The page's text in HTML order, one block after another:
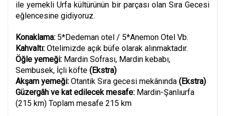
ile yemekli Urfa kültürünün bir parçası olan Sıra Gecesi
eğlencesine gidiyoruz.
Konaklama: 5*Dedeman otel / 5*Anemon Otel Vb.
Kahvaltı: Otelimizde açık büfe olarak alınmaktadır.
Öğle yemeği: Mardin Sofrası, Mardin kebabı,
Sembusek, İçli köfte (Ekstra)
Akşam yemeği: Otantik Sıra gecesi mekânında (Ekstra)
Güzergâh ve kat edilecek mesafe: Mardin-Şanlıurfa
(215 km) Toplam mesafe 215 km